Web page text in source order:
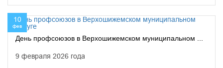
10
фев
День профсоюзов в Верхошижемском муниципальном ...
9 февраля 2026 года